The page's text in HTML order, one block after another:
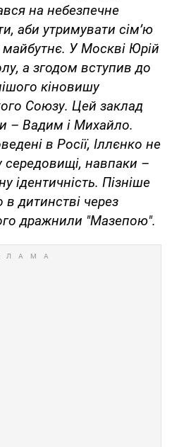
на небезпечне
аби утримувати сім’ю
майбутнє. У Москві Юрій
а згодом вступив до
кіновишу
Союзу. Цей заклад
– Вадим і Михайло.
в Росії, Іллєнко не
навпаки –
ідентичність. Пізніше
дитинстві через
дражнили "Мазепою".